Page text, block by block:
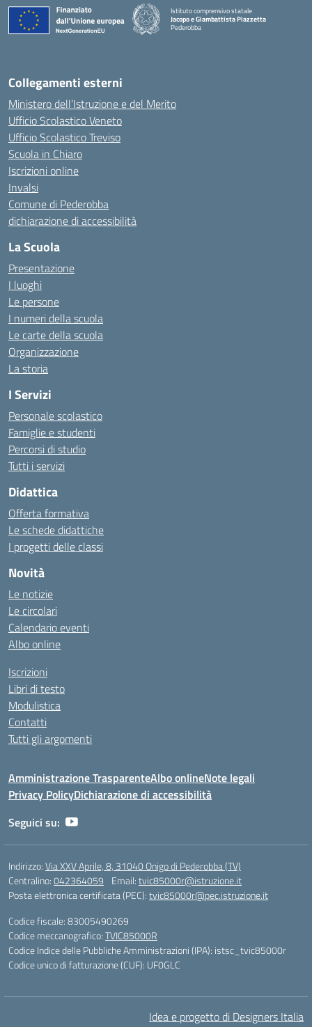
Istituto comprensivo statale
Jacopo e Giambattista Piazzetta
Pederobba
Collegamenti esterni
Ministero dell’Istruzione e del Merito
Ufficio Scolastico Veneto
Ufficio Scolastico Treviso
Scuola in Chiaro
Iscrizioni online
Invalsi
Comune di Pederobba
dichiarazione di accessibilità
La Scuola
Presentazione
I luoghi
Le persone
I numeri della scuola
Le carte della scuola
Organizzazione
La storia
I Servizi
Personale scolastico
Famiglie e studenti
Percorsi di studio
Tutti i servizi
Didattica
Offerta formativa
Le schede didattiche
I progetti delle classi
Novità
Le notizie
Le circolari
Calendario eventi
Albo online
Iscrizioni
Libri di testo
Modulistica
Contatti
Tutti gli argomenti
Amministrazione TrasparenteAlbo onlineNote legali
Privacy PolicyDichiarazione di accessibilità
Seguici su:
Indirizzo:Via XXV Aprile, 8, 31040 Onigo di Pederobba (TV)
Centralino:042364059 Email:tvic85000r@istruzione.it
Posta elettronica certificata (PEC):tvic85000r@pec.istruzione.it
Codice fiscale: 83005490269
Codice meccanografico:TVIC85000R
Codice Indice delle Pubbliche Amministrazioni (IPA): istsc_tvic85000r
Codice unico di fatturazione (CUF): UF0GLC
Idea e progetto di Designers Italia